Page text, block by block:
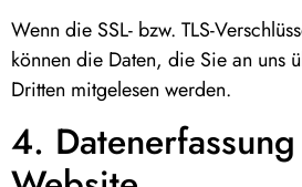
Wenn die SSL- bzw. TLS-
können die Daten, die Sie an uns
Dritten mitgelesen werden.
4.